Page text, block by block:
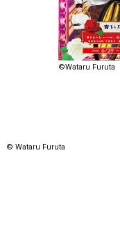
©Wataru Furuta
© Wataru Furuta